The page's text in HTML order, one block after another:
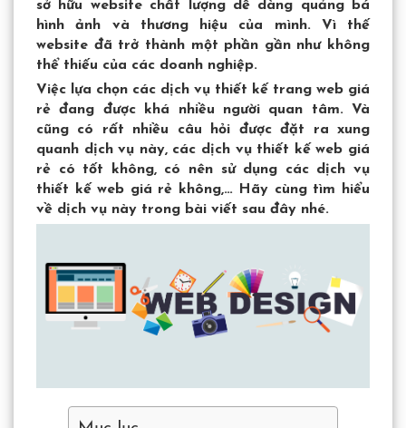
sở hữu website chất lượng dễ dàng quảng bá
hình ảnh và thương hiệu của mình. Vì thế
website đã trở thành một phần gần như không
thể thiếu của các doanh nghiệp.
Việc lựa chọn các dịch vụ thiết kế trang web giá
rẻ đang được khá nhiều người quan tâm. Và
cũng có rất nhiều câu hỏi được đặt ra xung
quanh dịch vụ này, các dịch vụ thiết kế web giá
rẻ có tốt không, có nên sử dụng các dịch vụ
thiết kế web giá rẻ không,… Hãy cùng tìm hiểu
về dịch vụ này trong bài viết sau đây nhé.